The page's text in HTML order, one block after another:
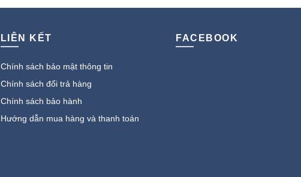
22.500.000 ₫.
là:
LIÊN KẾT
Chính sách bảo mật thông tin
Chính sách đổi trả hàng
Chính sách bảo hành
Hướng dẫn mua hàng và thanh toán
FACEBOOK